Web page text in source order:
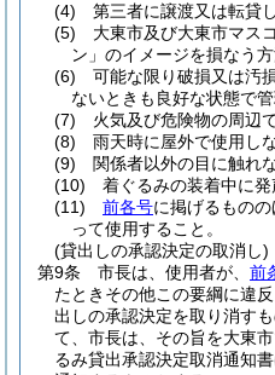
(4)
第三者に譲渡又は転貸
(5)
大東市及び大東市マス
ン」のイメージを損なう
(6)
可能な限り破損又は汚
ないときも良好な状態で管
(7)
火気及び危険物の周辺
(8)
雨天時に屋外で使用し
(9)
関係者以外の目に触れ
(10)
着ぐるみの装着中に発
(11)
前各号に掲げるもの
って使用すること。
(貸出しの承認決定の取消し)
第9条
市長は、使用者が、 前
たときその他この要綱に違
出しの承認決定を取り消すも
て、市長は、その旨を大東
るみ貸出承認決定取消通知書